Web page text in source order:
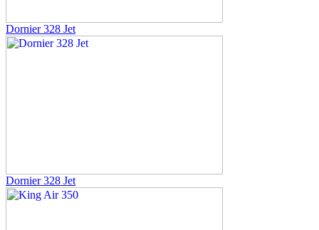
Dornier 328 Jet
Dornier 328 Jet